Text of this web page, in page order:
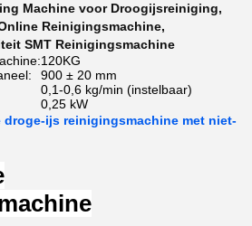
Machine voor Droogijsreiniging,
Reinigingsmachine,
SMT Reinigingsmachine
120KG
900 ± 20 mm
0,1-0,6 kg/min (instelbaar)
0,25 kW
ijs reinigingsmachine met niet-